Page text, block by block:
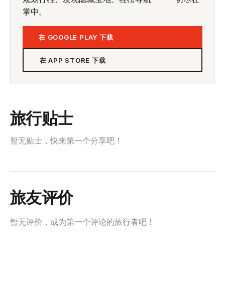
掌中。
在 GOOGLE PLAY 下载
在 APP STORE 下载
旅行贴士
暂无贴士，快来第一个分享吧！
旅友评价
暂无评价，成为第一个评论的旅行者吧！